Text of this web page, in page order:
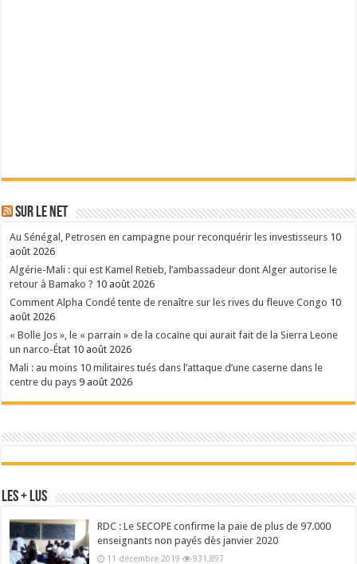
Sur le Net
Au Sénégal, Petrosen en campagne pour reconquérir les investisseurs 10
août 2026
Algérie-Mali : qui est Kamel Retieb, l’ambassadeur dont Alger autorise le
retour à Bamako ? 10 août 2026
Comment Alpha Condé tente de renaître sur les rives du fleuve Congo 10
août 2026
« Bolle Jos », le « parrain » de la cocaïne qui aurait fait de la Sierra Leone
un narco-État 10 août 2026
Mali : au moins 10 militaires tués dans l’attaque d’une caserne dans le
centre du pays 9 août 2026
Les + Lus
RDC : Le SECOPE confirme la paie de plus de 97.000
enseignants non payés dès janvier 2020
11 décembre 2019 931,897